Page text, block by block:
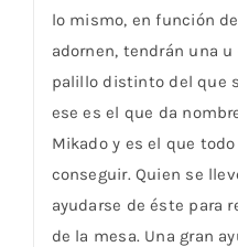
lo mismo, en función
adornen, tendrán una
palillo distinto del que
ese es el que da
Mikado y es el que
conseguir. Quien se
ayudarse de éste para
de la mesa. Una gran